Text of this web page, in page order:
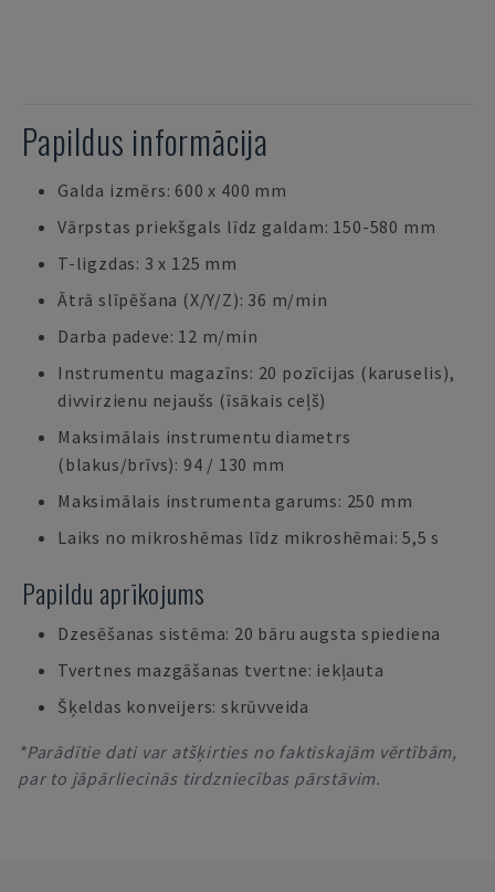
Papildus informācija
Galda izmērs: 600 x 400 mm
Vārpstas priekšgals līdz galdam: 150-580 mm
T-ligzdas: 3 x 125 mm
Ātrā slīpēšana (X/Y/Z): 36 m/min
Darba padeve: 12 m/min
Instrumentu magazīns: 20 pozīcijas (karuselis),
divvirzienu nejaušs (īsākais ceļš)
Maksimālais instrumentu diametrs
(blakus/brīvs): 94 / 130 mm
Maksimālais instrumenta garums: 250 mm
Laiks no mikroshēmas līdz mikroshēmai: 5,5 s
Papildu aprīkojums
Dzesēšanas sistēma: 20 bāru augsta spiediena
Tvertnes mazgāšanas tvertne: iekļauta
Šķeldas konveijers: skrūvveida
*Parādītie dati var atšķirties no faktiskajām vērtībām,
par to jāpārliecinās tirdzniecības pārstāvim.